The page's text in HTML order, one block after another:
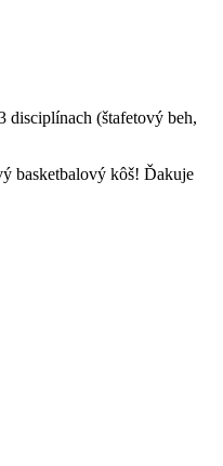
disciplínach (štafetový beh,
basketbalový kôš! Ďakuje